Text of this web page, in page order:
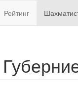
Рейтинг